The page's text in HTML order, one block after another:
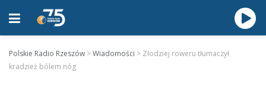
Polskie Radio Rzeszów >Wiadomości > Złodziej roweru tłumaczył
kradzież bólem nóg